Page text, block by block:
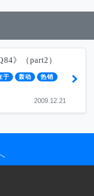
》（part2）
于 轰动
热销
2009.12.21